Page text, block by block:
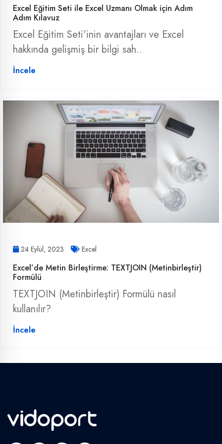
Excel Eğitim Seti ile Excel Uzmanı Olmak için Adım
Adım Kılavuz
Excel Eğitim Seti'inin avantajları ve Excel
hakkında gelişmiş bir bilgi sah..
İncele
24 Eylül, 2023 Excel
Excel’de Metin Birleştirme: TEXTJOIN (Metinbirleştir)
Formülü
TEXTJOIN (Metinbirleştir) Formülü nasıl
kullanılır?
İncele